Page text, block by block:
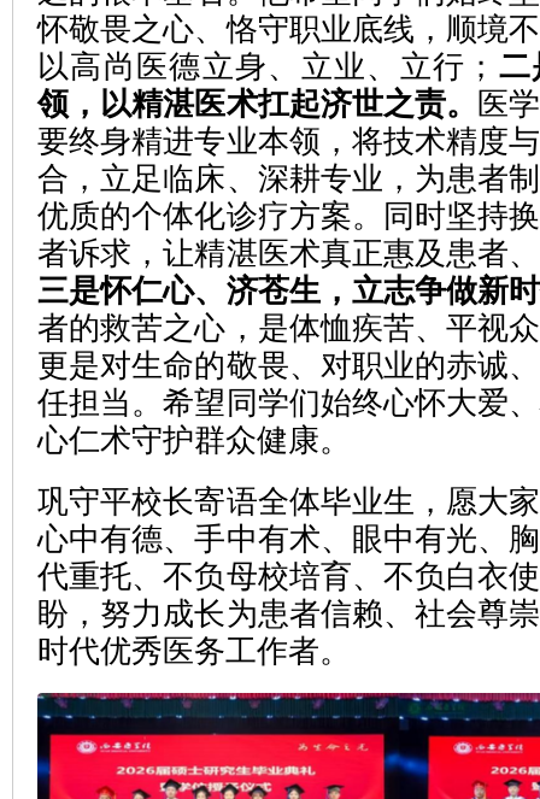
怀敬畏之心、恪守职业底线，顺境
以高尚医德立身、立业、立行； 二
领，以精湛医术扛起济世之责。 医
要终身精进专业本领，将技术精度
合，立足临床、深耕专业，为患者
优质的个体化诊疗方案。同时坚持
者诉求，让精湛医术真正惠及患者
三是怀仁心、济苍生，立志争做新
者的救苦之心，是体恤疾苦、平视
更是对生命的敬畏、对职业的赤诚
任担当。希望同学们始终心怀大爱
心仁术守护群众健康。
巩守平校长寄语全体毕业生，愿大
心中有德、手中有术、眼中有光、
代重托、不负母校培育、不负白衣
盼，努力成长为患者信赖、社会尊
时代优秀医务工作者。